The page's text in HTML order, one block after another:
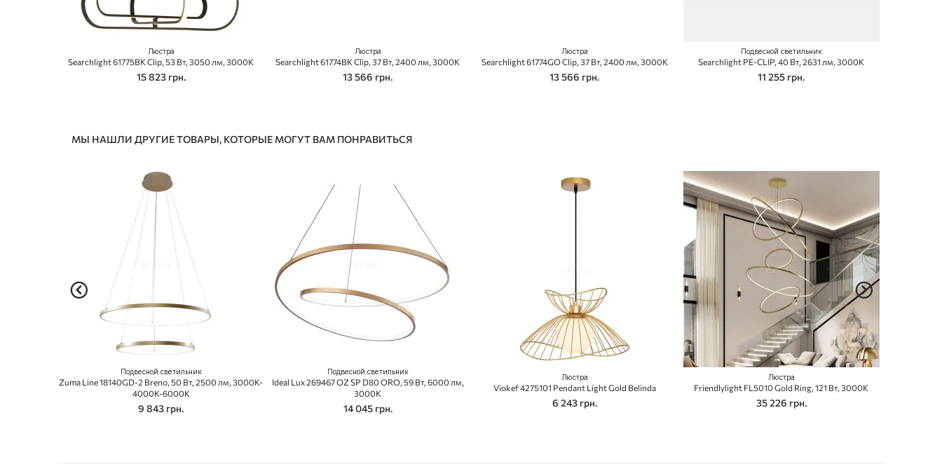
Люстра
Searchlight 61775BK Clip, 53 Вт, 3050 лм, 3000K
15 823 грн.
Люстра
Searchlight 61774BK Clip, 37 Вт, 2400 лм, 3000K
13 566 грн.
Люстра
Searchlight 61774GO Clip, 37 Вт, 2400 лм, 3000K
13 566 грн.
Подвесной светильник
Searchlight PE-CLIP, 40 Вт, 2631 лм, 3000K
11 255 грн.
МЫ НАШЛИ ДРУГИЕ ТОВАРЫ, КОТОРЫЕ МОГУТ ВАМ ПОНРАВИТЬСЯ
Подвесной светильник
Zuma Line 18140GD-2 Breno, 50 Вт, 2500 лм, 3000K-
4000K-6000K
9 843 грн.
Подвесной светильник
Ideal Lux 269467 OZ SP D80 ORO, 59 Вт, 6000 лм,
3000K
14 045 грн.
Люстра
Viokef 4275101 Pendant Light Gold Belinda
6 243 грн.
Люстра
Friendlylight FL5010 Gold Ring, 121 Вт, 3000K
35 226 грн.